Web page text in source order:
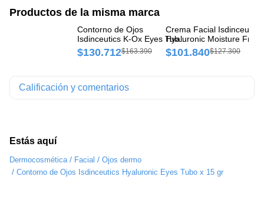
Estás aquí
Dermocosmética / Facial / Ojos dermo
/ Contorno de Ojos Isdinceutics Hyaluronic Eyes Tubo x 15 gr
Productos de la misma marca
Contorno de Ojos
Isdinceutics K-Ox Eyes Tubo
x 15 ml
$130.712$163.390
Crema Facial Isdinceutics
Hyaluronic Moisture
50 ml
$101.840$127.300
Calificación y comentarios